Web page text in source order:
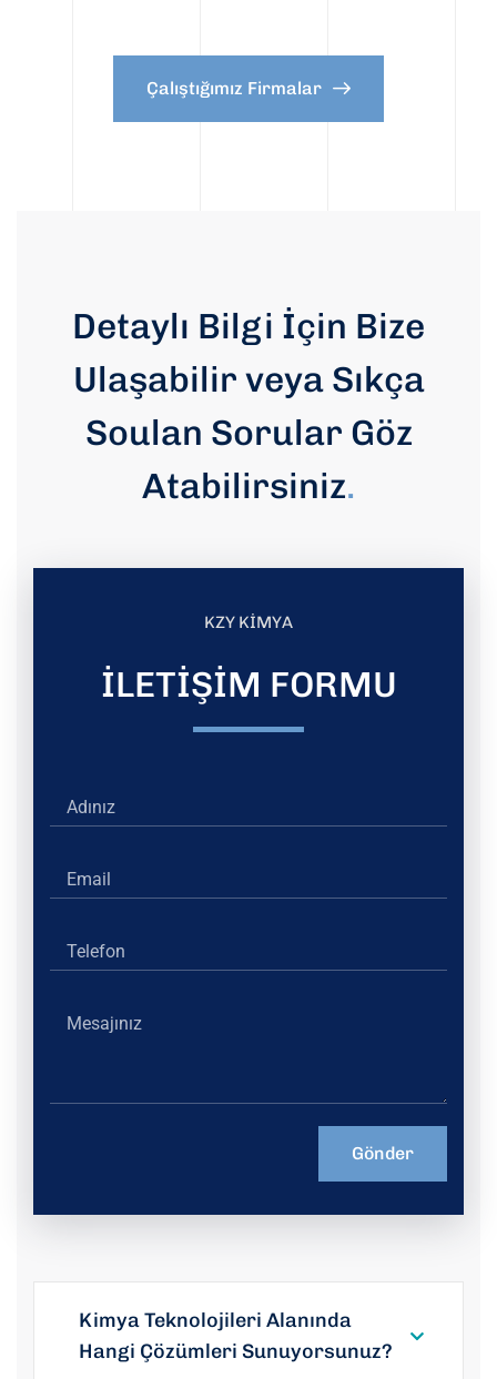
Çalıştığımız Firmalar
Detaylı Bilgi İçin Bize
Ulaşabilir veya Sıkça
Soulan Sorular Göz
Atabilirsiniz.
KZY KİMYA
İLETİŞİM FORMU
Kimya Teknolojileri Alanında
Hangi Çözümleri Sunuyorsunuz?